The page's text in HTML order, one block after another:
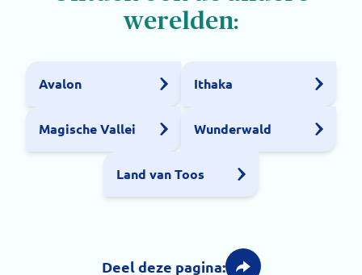
werelden:
Avalon Ithaka
Magische Vallei Wunderwald
Land van Toos
Deel deze pagina: